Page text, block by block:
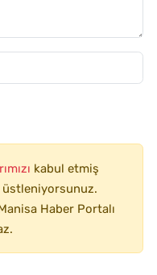
kabul etmiş
Haber Portalı